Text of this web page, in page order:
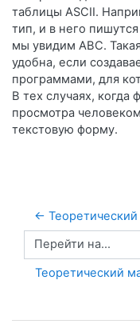
таблицы ASCII.
тип, и в него
мы увидим АВС.
удобна, если
программами, для
В тех случаях, когда
просмотра
текстовую форму.
←
Перейти на...
Теоретический